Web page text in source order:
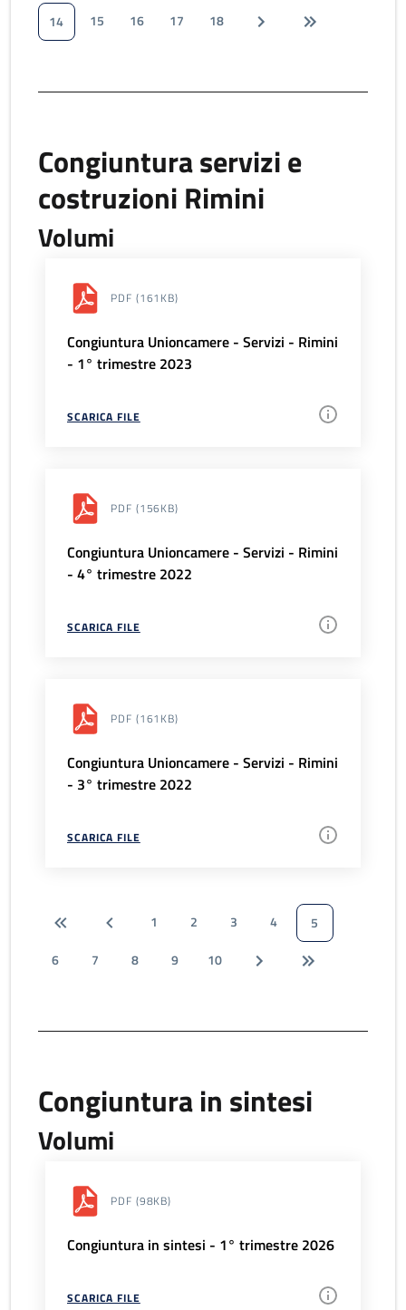
14
15 16 17 18
Congiuntura servizi e
costruzioni Rimini
Volumi
PDF (161KB)
Congiuntura Unioncamere - Servizi - Rimini
- 1° trimestre 2023
SCARICA FILE
PDF (156KB)
Congiuntura Unioncamere - Servizi - Rimini
- 4° trimestre 2022
SCARICA FILE
PDF (161KB)
Congiuntura Unioncamere - Servizi - Rimini
- 3° trimestre 2022
SCARICA FILE
1 2 3 4
5
6
7 8 9 10
Congiuntura in sintesi
Volumi
PDF (98KB)
Congiuntura in sintesi - 1° trimestre 2026
SCARICA FILE